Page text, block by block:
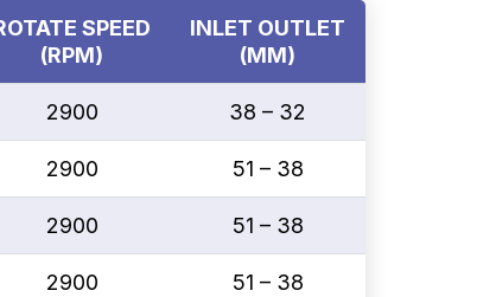
SPEED
(RPM)
INLET OUTLET
(MM)
2900 38 – 32
2900 51 – 38
2900 51 – 38
2900 51 – 38